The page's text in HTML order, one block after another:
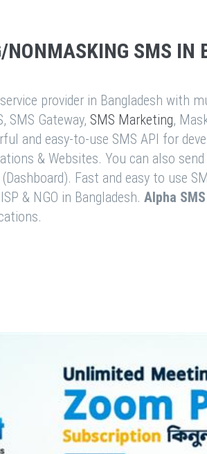
NONMASKING SMS IN
provider in Bangladesh with
SMS Gateway, SMS Marketing,
and easy-to-use SMS API for
& Websites. You can also send
Fast and easy to use
& NGO in Bangladesh. Alpha SMS